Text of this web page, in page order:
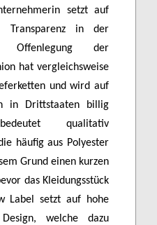
setzt auf
Transparenz in der
der
hat vergleichsweise
und wird auf
in Drittstaaten billig
qualitativ
häufig aus Polyester
Grund einen kurzen
das Kleidungsstück
Label setzt auf hohe
welche dazu